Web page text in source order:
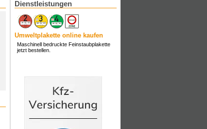
Dienstleistungen
Umweltplakette online kaufen
Maschinell bedruckte Feinstaubplakette
jetzt bestellen.